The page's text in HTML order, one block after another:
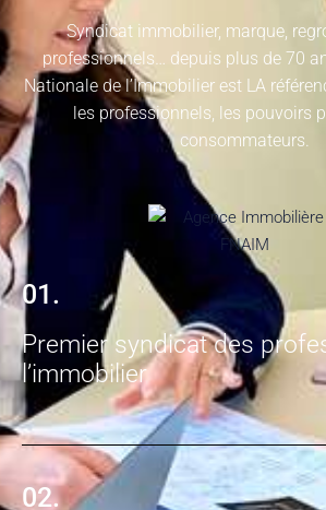
Syndicat immobilier, marque,
professionnels… depuis plus de 70
Nationale de l’Immobilier est LA
les professionnels, les pouvoirs
consommateurs.
01.
Premier syndicat des
l’immobilier
02.